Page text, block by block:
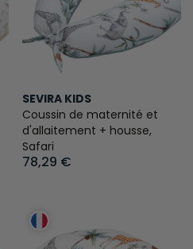
SEVIRA KIDS
Coussin de maternité et
d'allaitement + housse,
Safari
78,29 €